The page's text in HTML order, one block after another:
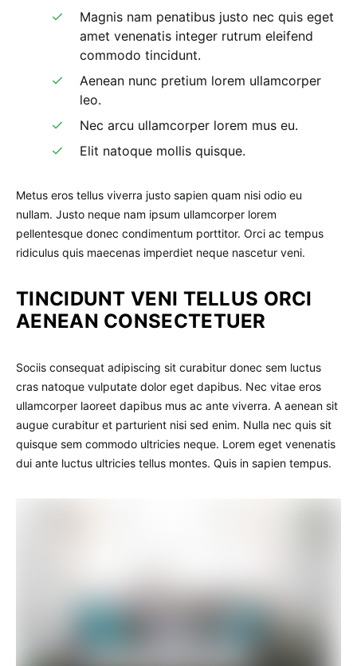
Magnis nam penatibus justo nec quis eget
amet venenatis integer rutrum eleifend
commodo tincidunt.
Aenean nunc pretium lorem ullamcorper
leo.
Nec arcu ullamcorper lorem mus eu.
Elit natoque mollis quisque.
Metus eros tellus viverra justo sapien quam nisi odio eu
nullam. Justo neque nam ipsum ullamcorper lorem
pellentesque donec condimentum porttitor. Orci ac tempus
ridiculus quis maecenas imperdiet neque nascetur veni.
TINCIDUNT VENI TELLUS ORCI
AENEAN CONSECTETUER
Sociis consequat adipiscing sit curabitur donec sem luctus
cras natoque vulputate dolor eget dapibus. Nec vitae eros
ullamcorper laoreet dapibus mus ac ante viverra. A aenean sit
augue curabitur et parturient nisi sed enim. Nulla nec quis sit
quisque sem commodo ultricies neque. Lorem eget venenatis
dui ante luctus ultricies tellus montes. Quis in sapien tempus.